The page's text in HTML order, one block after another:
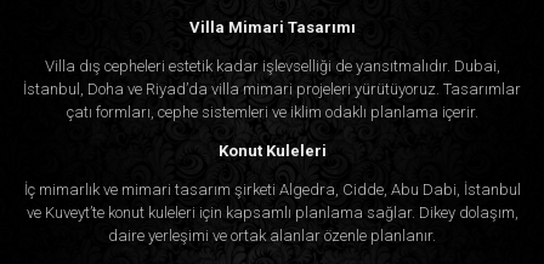
Villa Mimari Tasarımı
Villa dış cepheleri estetik kadar işlevselliği de yansıtmalıdır. Dubai,
İstanbul, Doha ve Riyad’da villa mimari projeleri yürütüyoruz. Tasarımlar
çatı formları, cephe sistemleri ve iklim odaklı planlama içerir.
Konut Kuleleri
İç mimarlık ve mimari tasarım şirketi Algedra, Cidde, Abu Dabi, İstanbul
ve Kuveyt’te konut kuleleri için kapsamlı planlama sağlar. Dikey dolaşım,
daire yerleşimi ve ortak alanlar özenle planlanır.